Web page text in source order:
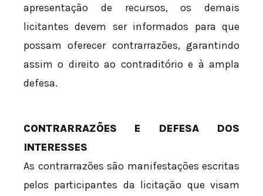
apresentação de recursos, os demais
licitantes devem ser informados para que
possam oferecer contrarrazões, garantindo
assim o direito ao contraditório e à ampla
defesa.
CONTRARRAZÕES E DEFESA DOS
INTERESSES
As contrarrazões são manifestações escritas
pelos participantes da licitação que visam